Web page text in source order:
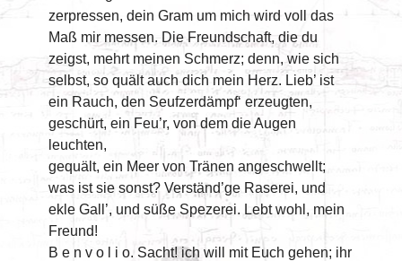
zerpressen, dein Gram um mich wird voll das
Maß mir messen. Die Freundschaft, die du
zeigst, mehrt meinen Schmerz; denn, wie sich
selbst, so quält auch dich mein Herz. Lieb’ ist
ein Rauch, den Seufzerdämpf‘ erzeugten,
geschürt, ein Feu’r, von dem die Augen
leuchten,
gequält, ein Meer von Tränen angeschwellt;
was ist sie sonst? Verständ’ge Raserei, und
ekle Gall’, und süße Spezerei. Lebt wohl, mein
Freund!
B e n v o l i o. Sacht! ich will mit Euch gehen; ihr